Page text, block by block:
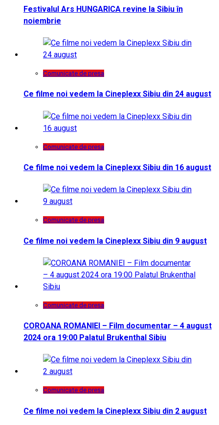
Festivalul Ars HUNGARICA revine la Sibiu în
noiembrie
Comunicate de presa
Ce filme noi vedem la Cineplexx Sibiu din 24 august
Comunicate de presa
Ce filme noi vedem la Cineplexx Sibiu din 16 august
Comunicate de presa
Ce filme noi vedem la Cineplexx Sibiu din 9 august
Comunicate de presa
COROANA ROMANIEI – Film documentar – 4 august
2024 ora 19:00 Palatul Brukenthal Sibiu
Comunicate de presa
Ce filme noi vedem la Cineplexx Sibiu din 2 august